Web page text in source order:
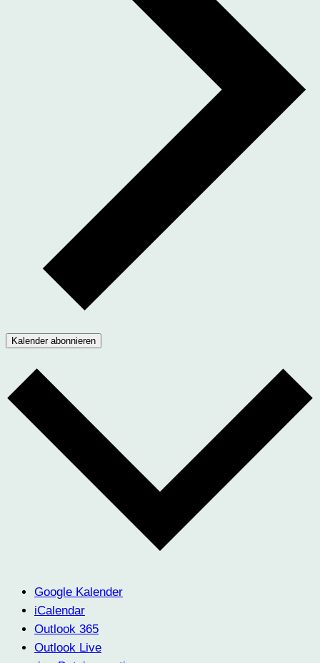
Kalender abonnieren
Google Kalender
iCalendar
Outlook 365
Outlook Live